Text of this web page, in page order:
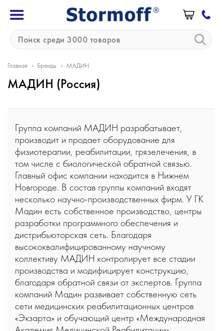
Главная » Бренды » МАДИН
МАДИН (Россия)
Группа компаний МАДИН разрабатывает,
производит и продает оборудование для
физиотерапии, реабилитации, грязелечения, в
том числе с биологической обратной связью.
Главный офис компании находится в Нижнем
Новгороде. В состав группы компаний входят
несколько научно-производственных фирм. У ГК
Мадин есть собственное производство, центры
разработки программного обеспечения и
дистрибьюторская сеть. Благодаря
высококвалифицированному научному
коллективу МАДИН контролирует все стадии
производства и модифицирует конструкцию,
благодаря обратной связи от экспертов. Группа
компаний Мадин развивает собственную сеть
сети медицинских реабилитационных центров
«Экзарта» и обучающий центр «Международная